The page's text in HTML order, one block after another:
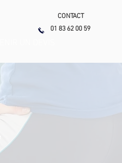
CONTACT
01 83 62 00 59